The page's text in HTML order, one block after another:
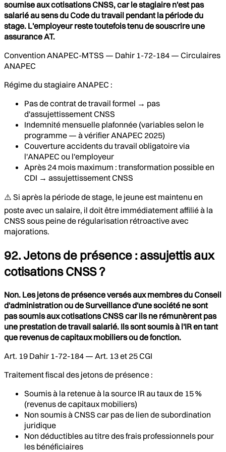
soumise aux cotisations CNSS, car le stagiaire n'est pas
salarié au sens du Code du travail pendant la période du
stage. L'employeur reste toutefois tenu de souscrire une
assurance AT.
Convention ANAPEC-MTSS — Dahir 1-72-184 — Circulaires
ANAPEC
Régime du stagiaire ANAPEC :
Pas de contrat de travail formel → pas
d'assujettissement CNSS
Indemnité mensuelle plafonnée (variables selon le
programme — à vérifier ANAPEC 2025)
Couverture accidents du travail obligatoire via
l'ANAPEC ou l'employeur
Après 24 mois maximum : transformation possible en
CDI → assujettissement CNSS
⚠️ Si après la période de stage, le jeune est maintenu en
poste avec un salaire, il doit être immédiatement affilié à la
CNSS sous peine de régularisation rétroactive avec
majorations.
92. Jetons de présence : assujettis aux
cotisations CNSS ?
Non. Les jetons de présence versés aux membres du Conseil
d'administration ou de Surveillance d'une société ne sont
pas soumis aux cotisations CNSS car ils ne rémunèrent pas
une prestation de travail salarié. Ils sont soumis à l'IR en tant
que revenus de capitaux mobiliers ou de fonction.
Art. 19 Dahir 1-72-184 — Art. 13 et 25 CGI
Traitement fiscal des jetons de présence :
Soumis à la retenue à la source IR au taux de 15 %
(revenus de capitaux mobiliers)
Non soumis à CNSS car pas de lien de subordination
juridique
Non déductibles au titre des frais professionnels pour
les bénéficiaires